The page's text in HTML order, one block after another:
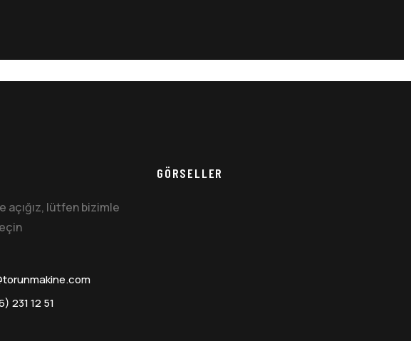
açığız, lütfen bizimle
231 12 51
GÖRSELLER